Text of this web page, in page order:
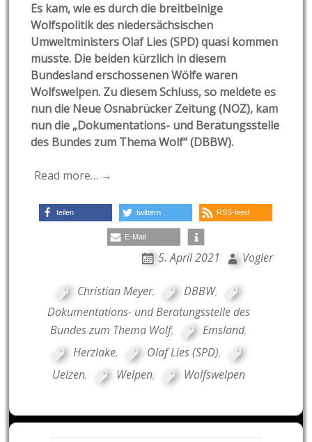
Es kam, wie es durch die breitbeinige
Wolfspolitik des niedersächsischen
Umweltministers Olaf Lies (SPD) quasi kommen
musste. Die beiden kürzlich in diesem
Bundesland erschossenen Wölfe waren
Wolfswelpen. Zu diesem Schluss, so meldete es
nun die Neue Osnabrücker Zeitung (NOZ), kam
nun die „Dokumentations- und Beratungsstelle
des Bundes zum Thema Wolf“ (DBBW).
Read more… →
teilen twittern RSS-feed
E-Mail
5. April 2021 Vogler
Christian Meyer, DBBW,
Dokumentations- und Beratungsstelle des
Bundes zum Thema Wolf, Emsland,
Herzlake, Olaf Lies (SPD),
Uelzen, Welpen, Wolfswelpen